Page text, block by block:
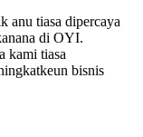
anu tiasa dipercaya
di OYI.
kami tiasa
bisnis